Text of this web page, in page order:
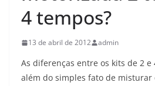
4 tempos?
13 de abril de 2012 admin
As diferenças entre os kits de 2
além do simples fato de misturar